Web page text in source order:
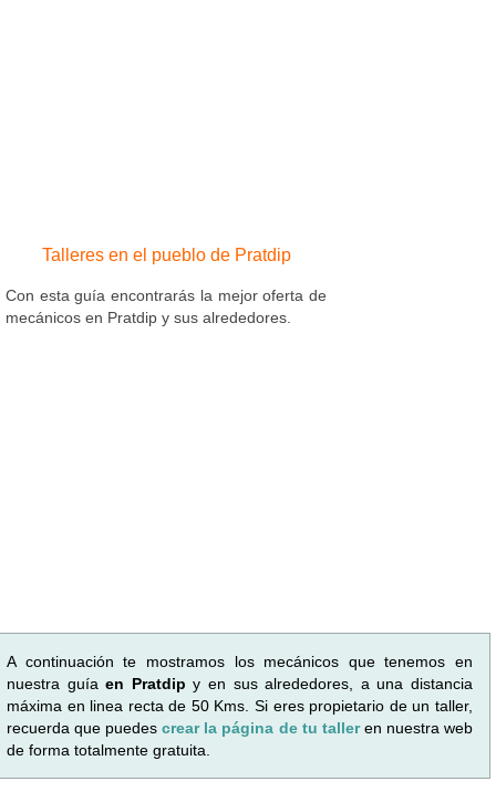
Talleres en el pueblo de Pratdip
Con esta guía encontrarás la mejor oferta de
mecánicos en Pratdip y sus alrededores.
A continuación te mostramos los mecánicos que tenemos en
nuestra guíaen Pratdip y en sus alrededores, a una distancia
máxima en linea recta de 50 Kms. Si eres propietario de un taller,
recuerda que puedescrear la página de tu talleren nuestra web
de forma totalmente gratuita.